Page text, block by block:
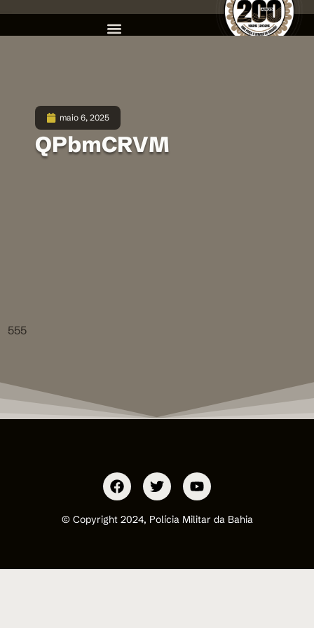
maio 6, 2025
QPbmCRVM
555
© Copyright 2024, Polícia Militar da Bahia